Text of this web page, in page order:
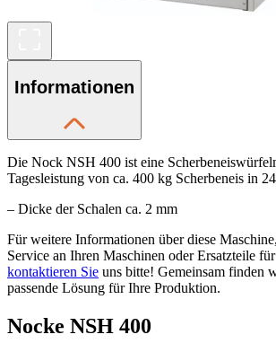
Informationen
Die Nock NSH 400 ist eine
Tagesleistung von ca. 400 kg Scherbeneis in
– Dicke der Schalen ca. 2 mm
Für weitere Informationen über diese
Service an Ihren Maschinen oder Ersatzteile
kontaktieren Sie uns bitte! Gemeinsam finden
passende Lösung für Ihre Produktion.
Nocke NSH 400